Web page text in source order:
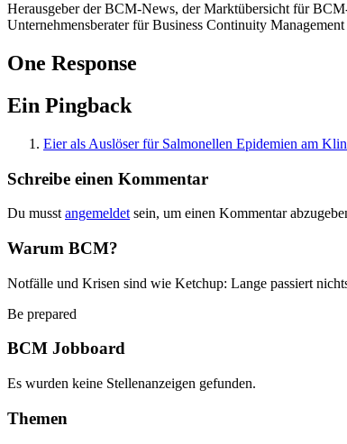
Herausgeber der BCM-News, der Marktübersicht für
Unternehmensberater für Business Continuity
One Response
Ein Pingback
Eier als Auslöser für Salmonellen Epidemien am
Schreibe einen Kommentar
Du musst angemeldet sein, um einen Kommentar
Warum BCM?
Notfälle und Krisen sind wie Ketchup: Lange passiert
Be prepared
BCM Jobboard
Es wurden keine Stellenanzeigen gefunden.
Themen